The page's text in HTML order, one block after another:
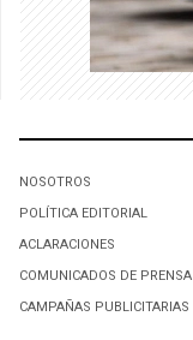
NOSOTROS
POLÍTICA EDITORIAL
ACLARACIONES
COMUNICADOS DE PRENSA
CAMPAÑAS PUBLICITARIAS